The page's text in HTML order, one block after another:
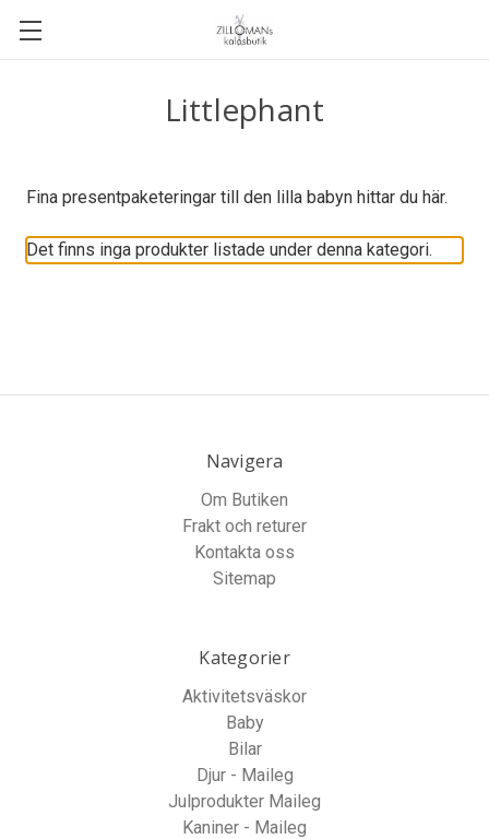
Littlephant
Fina presentpaketeringar till den lilla babyn hittar du här.
Det finns inga produkter listade under denna kategori.
Navigera
Om Butiken
Frakt och returer
Kontakta oss
Sitemap
Kategorier
Aktivitetsväskor
Baby
Bilar
Djur - Maileg
Julprodukter Maileg
Kaniner - Maileg